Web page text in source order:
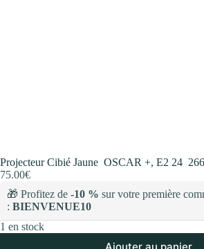
Projecteur Cibié Jaune OSCAR +, E2 24 266
75.00€
🎁 Profitez de -10 % sur votre première
: BIENVENUE10
1 en stock